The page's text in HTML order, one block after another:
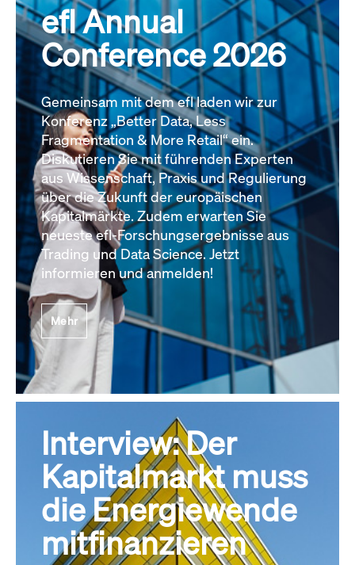
efl Annual
Conference 2026
Gemeinsam mit dem efl laden wir zur
Konferenz „Better Data, Less
Fragmentation & More Retail“ ein.
Diskutieren Sie mit führenden Experten
aus Wissenschaft, Praxis und Regulierung
über die Zukunft der europäischen
Kapitalmärkte. Zudem erwarten Sie
neueste efl-Forschungsergebnisse aus
Trading und Data Science. Jetzt
informieren und anmelden!
Mehr
Interview: Der
Kapitalmarkt muss
die Energiewende
mitfinanzieren